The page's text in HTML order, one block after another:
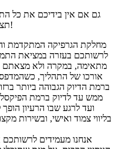
גם אם אין בידיכם את כל
תצטרכו לוותר על הדפסת תמונה על זכוכית!
מחלקת הגרפיקה המתקדמת
לרשותכם בעזרה במציאת
מתאימה, במקרה ולא מצאתם
אורכו של התהליך,
ברמת הדיוק הגבוהה ביותר
ממש עד לדיוק ברמת
ועד לרגע שבו הרעיון
בליווי צמוד ואישי, ובשירות
אנחנו מעמידים